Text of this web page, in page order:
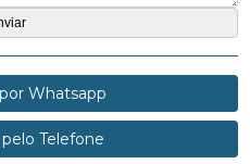
Whatsapp
Telefone